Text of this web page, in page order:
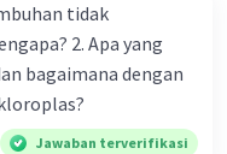
yang tidak mau
kepada keadaan
tidak
2. Apa yang
bagaimana dengan
Jawaban terverifikasi